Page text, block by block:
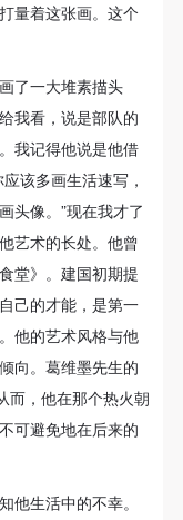
量着这张画。这个
了一大堆素描头
我看，说是部队的
我记得他说是他借
该多画生活速写，
头像。”现在我才了
艺术的长处。他曾
堂》。建国初期提
己的才能，是第一
他的艺术风格与他
向。葛维墨先生的
而，他在那个热火朝
可避免地在后来的
他生活中的不幸。